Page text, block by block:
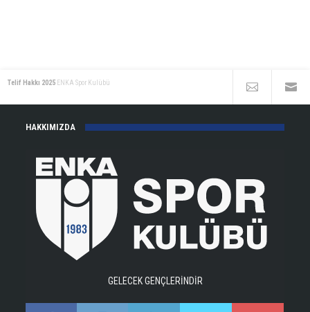
Telif Hakkı 2025 ENKA Spor Kulübü
HAKKIMIZDA
GELECEK GENÇLERİNDİR